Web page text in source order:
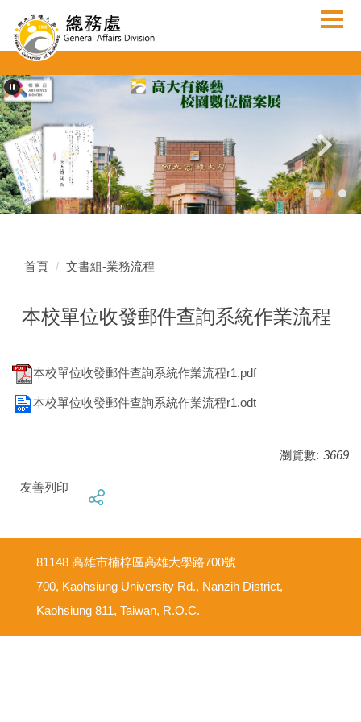
到
主
內
容
區
首頁 文書組-業務流程
本校單位收發郵件查詢系統作業流程
本校單位收發郵件查詢系統作業流程r1.pdf
本校單位收發郵件查詢系統作業流程r1.odt
瀏覽數: 3669
友善列印
81148 高雄市楠梓區高雄大學路700號
700, Kaohsiung University Rd., Nanzih District,
Kaohsiung 811, Taiwan, R.O.C.